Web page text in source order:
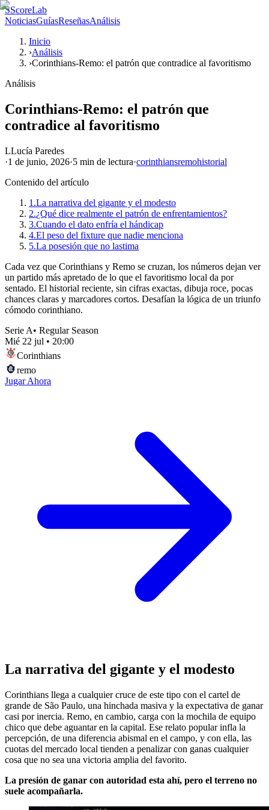
SScoreLab
NoticiasGuíasReseñasAnálisis
Inicio
›Análisis
›Corinthians-Remo: el patrón que contradice al favoritismo
Análisis
Corinthians-Remo: el patrón que
contradice al favoritismo
LLucía Paredes
·1 de junio, 2026·5 min de lectura·corinthiansremohistorial
Contenido del artículo
1.La narrativa del gigante y el modesto
2.¿Qué dice realmente el patrón de enfrentamientos?
3.Cuando el dato enfría el hándicap
4.El peso del fixture que nadie menciona
5.La posesión que no lastima
Cada vez que Corinthians y Remo se cruzan, los números dejan ver
un partido más apretado de lo que el favoritismo local da por
sentado. El historial reciente, sin cifras exactas, dibuja roce, pocas
chances claras y marcadores cortos. Desafían la lógica de un triunfo
cómodo corinthiano.
Serie A• Regular Season
Mié 22 jul • 20:00
Corinthians
remo
Jugar Ahora
La narrativa del gigante y el modesto
Corinthians llega a cualquier cruce de este tipo con el cartel de
grande de São Paulo, una hinchada masiva y la expectativa de ganar
casi por inercia. Remo, en cambio, carga con la mochila de equipo
chico que debe aguantar en la capital. Ese relato popular infla la
percepción, de una diferencia abismal en el campo, y con ella, las
cuotas del mercado local tienden a penalizar con ganas cualquier
cosa que no sea una victoria amplia del favorito.
La presión de ganar con autoridad esta ahí, pero el terreno no
suele acompañarla.